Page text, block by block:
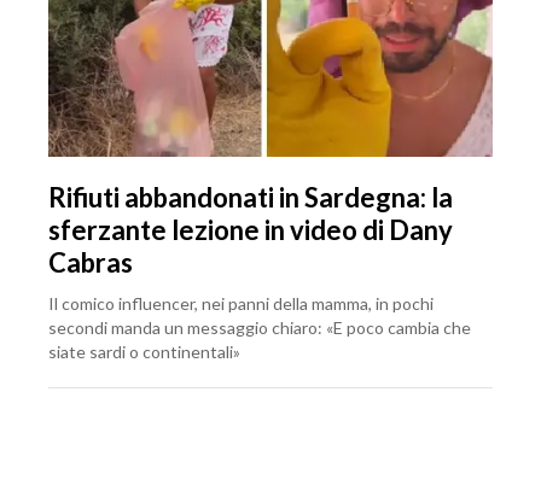
Rifiuti abbandonati in Sardegna: la
sferzante lezione in video di Dany
Cabras
Il comico influencer, nei panni della mamma, in pochi
secondi manda un messaggio chiaro: «E poco cambia che
siate sardi o continentali»